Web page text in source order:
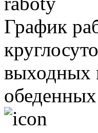
График
выходных